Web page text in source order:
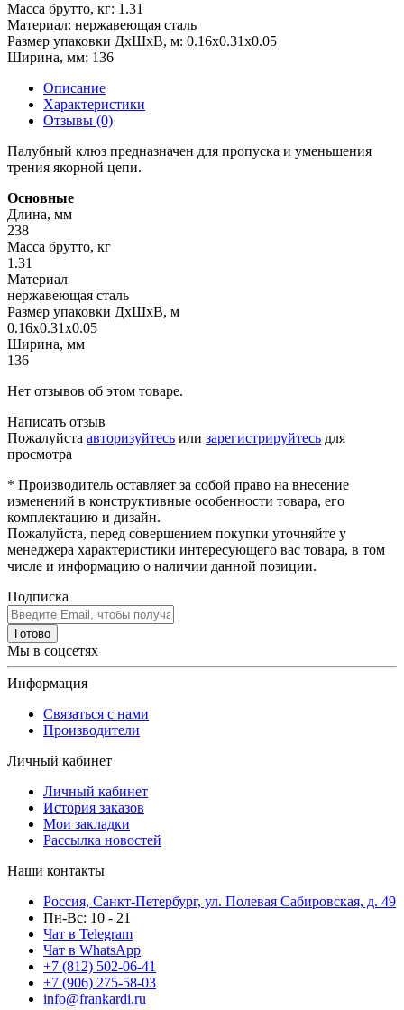
Масса брутто, кг: 1.31
Материал: нержавеющая сталь
Размер упаковки ДхШхВ, м: 0.16x0.31x0.05
Ширина, мм: 136
Описание
Характеристики
Отзывы (0)
Палубный клюз предназначен для пропуска и уменьшения
трения якорной цепи.
Основные
Длина, мм
238
Масса брутто, кг
1.31
Материал
нержавеющая сталь
Размер упаковки ДхШхВ, м
0.16x0.31x0.05
Ширина, мм
136
Нет отзывов об этом товаре.
Написать отзыв
Пожалуйста авторизуйтесь или зарегистрируйтесь для
просмотра
* Производитель оставляет за собой право на внесение
изменений в конструктивные особенности товара, его
комплектацию и дизайн.
Пожалуйста, перед совершением покупки уточняйте у
менеджера характеристики интересующего вас товара, в том
числе и информацию о наличии данной позиции.
Подписка
Готово
Мы в соцсетях
Информация
Связаться с нами
Производители
Личный кабинет
Личный кабинет
История заказов
Мои закладки
Рассылка новостей
Наши контакты
Россия, Санкт-Петербург, ул. Полевая Сабировская, д. 49
Пн-Вс: 10 - 21
Чат в Telegram
Чат в WhatsApp
+7 (812) 502-06-41
+7 (906) 275-58-03
info@frankardi.ru